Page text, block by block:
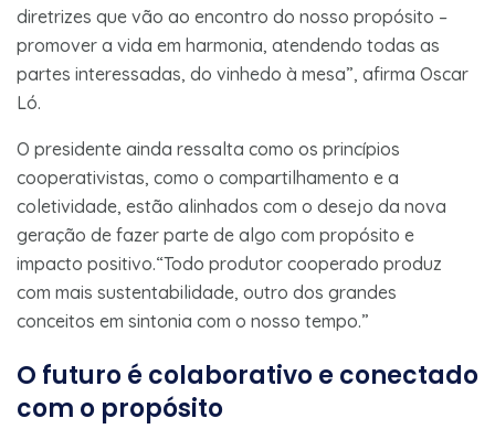
diretrizes que vão ao encontro do nosso propósito –
promover a vida em harmonia, atendendo todas as
partes interessadas, do vinhedo à mesa”, afirma Oscar
Ló.
O presidente ainda ressalta como os princípios
cooperativistas, como o compartilhamento e a
coletividade, estão alinhados com o desejo da nova
geração de fazer parte de algo com propósito e
impacto positivo.“Todo produtor cooperado produz
com mais sustentabilidade, outro dos grandes
conceitos em sintonia com o nosso tempo.”
O futuro é colaborativo e conectado
com o propósito